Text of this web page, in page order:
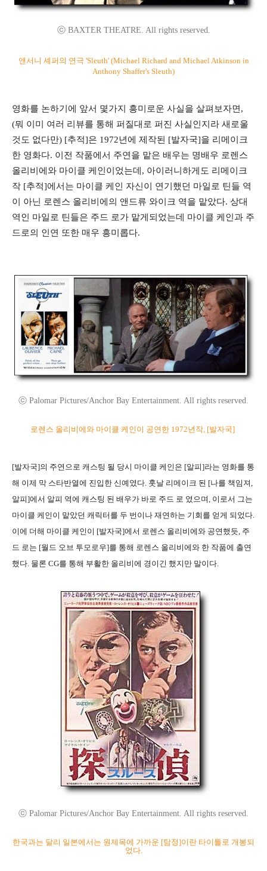
ⓒ BAXTER THEATRE. All rights reserved.
앤서니 셰퍼의 연극 'Sleuth'(Michael Richard and Michael Atkinson in
Anthony Shaffer's Sleuth)
영화를 논하기에 앞서 몇가지 흥미로운 사실을 살펴보자면,
(뭐 이미 여러 리뷰를 통해 퍼질대로 퍼진 사실인지라 새로울
것도 없다만) [추적]은 1972년에 제작된 [발자국]을 리메이크
한 영화다. 이전 작품에서 주연을 맡은 배우는 명배우 로렌스
올리비에와 마이클 케인이었는데, 아이러니하게도 리메이크
작 [추적]에서는 마이클 케인 자신이 연기했던 마일로 틴들 역
이 아닌 로렌스 올리비에의 앤드류 와이크 역을 맡았다. 상대
역인 마일로 틴들은 주드 로가 맡게되었는데 마이클 케인과 주
드로의 인연 또한 매우 흥미롭다.
ⓒ Palomar Pictures/Anchor Bay Entertainment. All rights reserved.
로렌스 올리비에와 마이클 케인이 공연한 1972년작, [발자국]
[발자국]의 주연으로 캐스팅 될 당시 마이클 케인은 [알피]라는 영화를 통
해 이제 막 스타반열에 진입한 신예였다. 훗날 리메이크 된 [나를 책임져,
알피]에서 알피 역에 캐스팅 된 배우가 바로 주드 로 였으며, 이로서 그는
마이클 케인이 맡았던 캐릭터를 두 번이나 재연하는 기회를 얻게 되었다.
이에 더해 마이클 케인이 [발자국]에서 로렌스 올리비에와 공연했듯, 주
드 로는 [월드 오브 투모로우]를 통해 로렌스 올리비에와 한 작품에 출연
했다. 물론 CG를 통해 부활한 올리비에 경이긴 했지만 말이다.
ⓒ Palomar Pictures/Anchor Bay Entertainment. All rights reserved.
한국과는 달리 일본에서는 원제목에 가까운 [탐정]이란 타이틀로 개봉되
었다.